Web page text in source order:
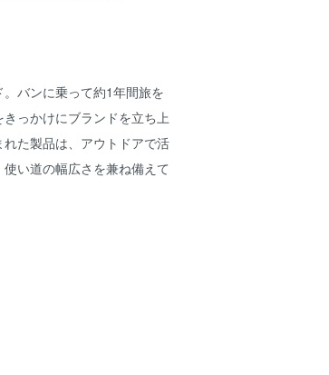
バンに乗って約1年間旅を
っかけにブランドを立ち上
た製品は、アウトドアで活
い道の幅広さを兼ね備えて